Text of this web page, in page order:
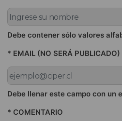
Debe contener sólo valores
* EMAIL (NO SERÁ PUBLICADO)
Debe llenar este campo con un
* COMENTARIO